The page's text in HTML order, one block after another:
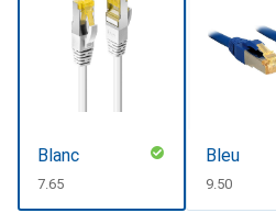
Blanc
CHF
7.65
Bleu
CHF
9.50